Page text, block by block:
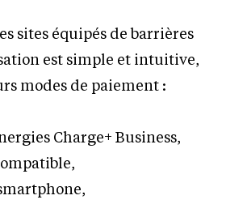
sites équipés de barrières
est simple et intuitive,
modes de paiement :
Charge+ Business,